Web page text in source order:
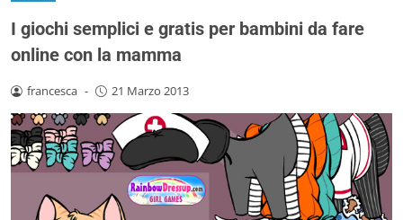
I giochi semplici e gratis per bambini da fare
online con la mamma
francesca - 21 Marzo 2013